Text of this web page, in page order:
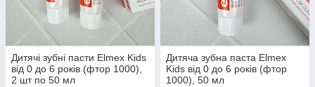
Дитячі зубні пасти Elmex Kids
від 0 до 6 років (фтор 1000),
2 шт по 50 мл
Дитяча зубна паста Elmex
Kids від 0 до 6 років (фтор
1000), 50 мл